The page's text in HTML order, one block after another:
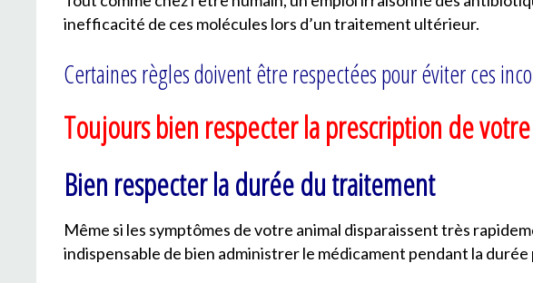
inefficacité de ces molécules lors d’un traitement ultérieur.
Certaines règles doivent être respectées pour éviter ces
Toujours bien respecter la prescription de
Bien respecter la durée du traitement
Même si les symptômes de votre animal disparaissent très
indispensable de bien administrer le médicament pendant la